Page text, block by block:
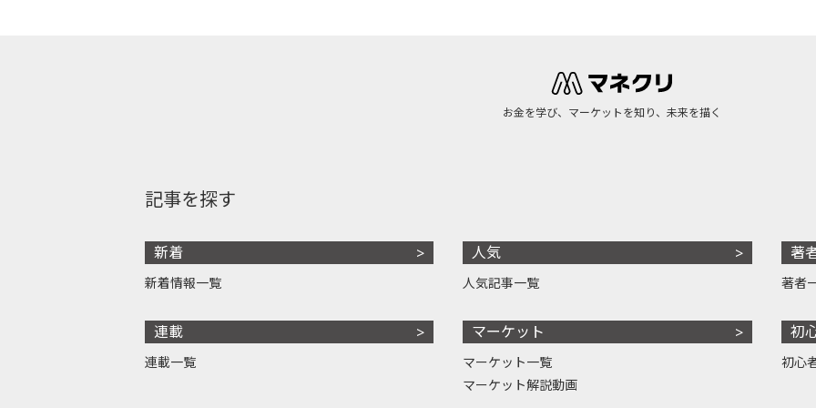
お金を学び、マーケットを知り、未来を描く
記事を探す
新着
新着情報一覧
連載
連載一覧
人気
人気記事一覧
マーケット
マーケット一覧
マーケット解説動画
著
著者
初
初心